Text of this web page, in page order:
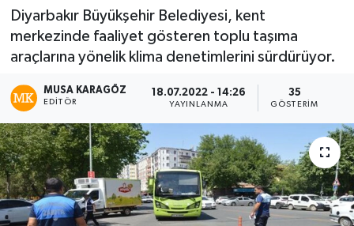
Diyarbakır Büyükşehir Belediyesi, kent
merkezinde faaliyet gösteren toplu taşıma
araçlarına yönelik klima denetimlerini sürdürüyor.
MUSA KARAGÖZ
EDITÖR
18.07.2022 - 14:26
YAYINLANMA
35
GÖSTERIM
Tüm Manşetler
Son Dakika Haberleri
Haber Arşivi